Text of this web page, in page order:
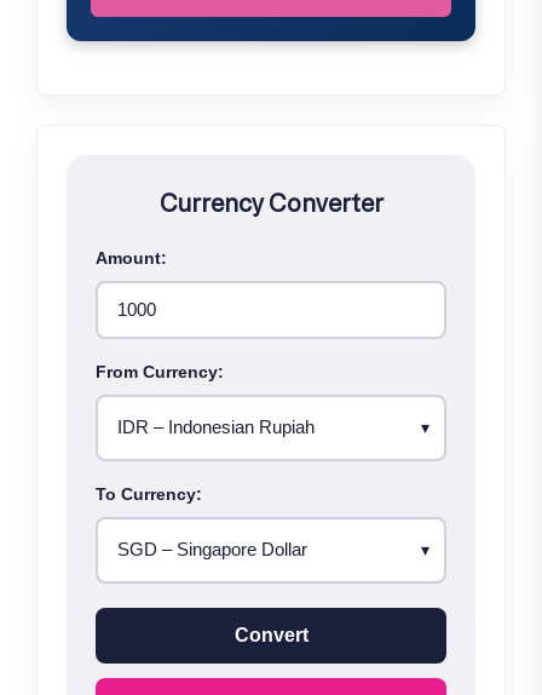
Currency Converter
Amount:
From Currency:
To Currency:
Convert